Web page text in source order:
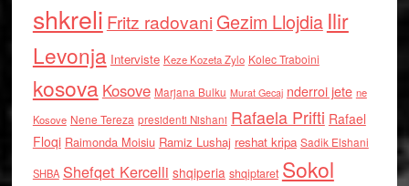
shkreli Fritz radovaniGezim Llojdia Ilir
Levonja Interviste Keze Kozeta Zylo Kolec Traboini
kosova Kosove Marjana Bulku Murat Gecaj nderroi jete ne
Kosove Nene Tereza presidenti Nishani Rafaela Prifti Rafael
Floqi Raimonda Moisiu Ramiz Lushaj reshat kripa Sadik Elshani
SHBA Shefqet Kercelli shqiperia shqiptaret Sokol